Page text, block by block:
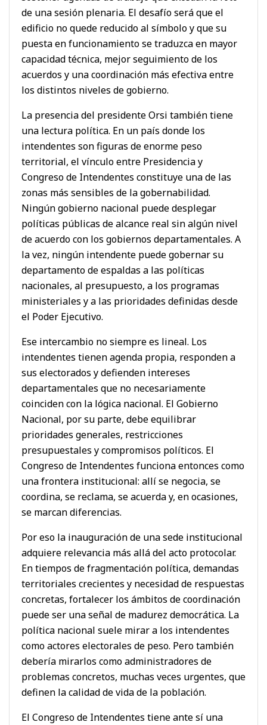
de una sesión plenaria. El desafío será que el
edificio no quede reducido al símbolo y que su
puesta en funcionamiento se traduzca en mayor
capacidad técnica, mejor seguimiento de los
acuerdos y una coordinación más efectiva entre
los distintos niveles de gobierno.
La presencia del presidente Orsi también tiene
una lectura política. En un país donde los
intendentes son figuras de enorme peso
territorial, el vínculo entre Presidencia y
Congreso de Intendentes constituye una de las
zonas más sensibles de la gobernabilidad.
Ningún gobierno nacional puede desplegar
políticas públicas de alcance real sin algún nivel
de acuerdo con los gobiernos departamentales. A
la vez, ningún intendente puede gobernar su
departamento de espaldas a las políticas
nacionales, al presupuesto, a los programas
ministeriales y a las prioridades definidas desde
el Poder Ejecutivo.
Ese intercambio no siempre es lineal. Los
intendentes tienen agenda propia, responden a
sus electorados y defienden intereses
departamentales que no necesariamente
coinciden con la lógica nacional. El Gobierno
Nacional, por su parte, debe equilibrar
prioridades generales, restricciones
presupuestales y compromisos políticos. El
Congreso de Intendentes funciona entonces como
una frontera institucional: allí se negocia, se
coordina, se reclama, se acuerda y, en ocasiones,
se marcan diferencias.
Por eso la inauguración de una sede institucional
adquiere relevancia más allá del acto protocolar.
En tiempos de fragmentación política, demandas
territoriales crecientes y necesidad de respuestas
concretas, fortalecer los ámbitos de coordinación
puede ser una señal de madurez democrática. La
política nacional suele mirar a los intendentes
como actores electorales de peso. Pero también
debería mirarlos como administradores de
problemas concretos, muchas veces urgentes, que
definen la calidad de vida de la población.
El Congreso de Intendentes tiene ante sí una